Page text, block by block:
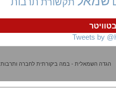
Tweets by
השמאלית - במה ביקורתית לחברה ותרבות